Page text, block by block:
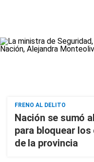
FRENO AL DELITO
Nación se sumó
para bloquear
de la provincia